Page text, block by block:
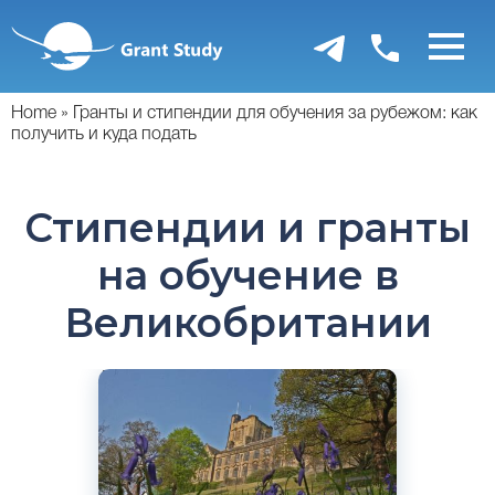
основному
содержанию
Home
Гранты и стипендии для обучения за рубежом: как
получить и куда подать
Стипендии и гранты
на обучение в
Великобритании
Английский
Бангор, Великобритания
Государственный